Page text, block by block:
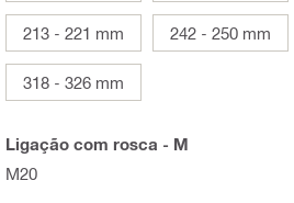
213 - 221 mm 242 - 250 mm
318 - 326 mm
Ligação com rosca - M
M20